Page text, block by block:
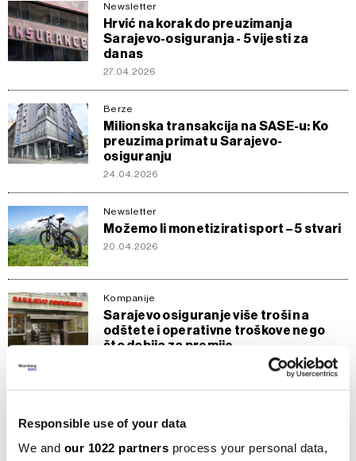
Responsible use of your data
We and our 1022 partners process your personal data,
Newsletter
Hrvić na korak do preuzimanja
Sarajevo-osiguranja - 5 vijesti za
danas
27.04.2026
Berze
Milionska transakcija na SASE-u: Ko
preuzima primat u Sarajevo-
osiguranju
24.04.2026
Newsletter
Možemo li monetizirati sport – 5 stvari
20.04.2026
Kompanije
Sarajevo osiguranje više troši na
odštete i operativne troškove nego
što dobija za premije
Dionice Sarajevo Osiguranja
prometovane u iznosu od skoro
100.000 KM